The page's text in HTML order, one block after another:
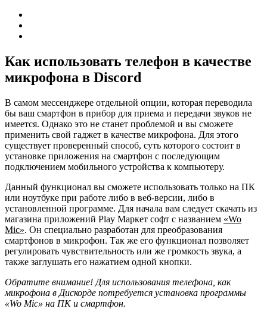
Как использовать телефон в качестве
микрофона в Discord
В самом мессенджере отдельной опции, которая переводила
бы ваш смартфон в прибор для приема и передачи звуков не
имеется. Однако это не станет проблемой и вы сможете
применить свой гаджет в качестве микрофона. Для этого
существует проверенный способ, суть которого состоит в
установке приложения на смартфон с последующим
подключением мобильного устройства к компьютеру.
Данный функционал вы сможете использовать только на ПК
или ноутбуке при работе либо в веб-версии, либо в
установленной программе. Для начала вам следует скачать из
магазина приложений Play Маркет софт с названием «Wo
Mic». Он специально разработан для преобразования
смартфонов в микрофон. Так же его функционал позволяет
регулировать чувствительность или же громкость звука, а
также заглушать его нажатием одной кнопки.
Обратите внимание! Для использования телефона, как
микрофона в Дискорде потребуется установка программы
«Wo Mic» на ПК и смартфон.